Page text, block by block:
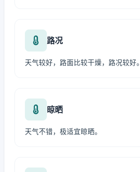
路况
天气较好，路面比较干燥，路况较好。
晾晒
天气不错，极适宜晾晒。